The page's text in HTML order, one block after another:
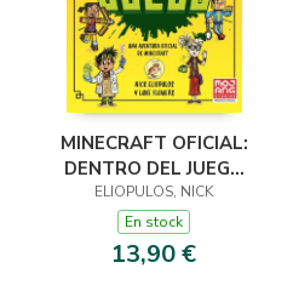
MINECRAFT OFICIAL:
DENTRO DEL JUEGO
(CRÓNICAS DE LA
ESPADA, LIBRO 1)
ELIOPULOS, NICK
En stock
13,90 €